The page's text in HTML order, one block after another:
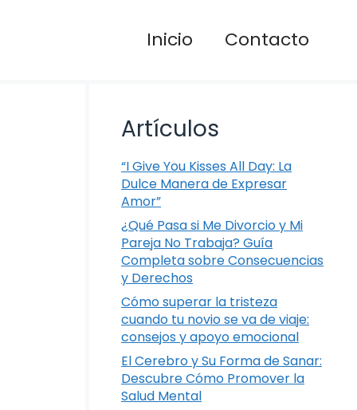
Inicio Contacto
Artículos
“I Give You Kisses All Day: La
Dulce Manera de Expresar
Amor”
¿Qué Pasa si Me Divorcio y Mi
Pareja No Trabaja? Guía
Completa sobre Consecuencias
y Derechos
Cómo superar la tristeza
cuando tu novio se va de viaje:
consejos y apoyo emocional
El Cerebro y Su Forma de Sanar:
Descubre Cómo Promover la
Salud Mental